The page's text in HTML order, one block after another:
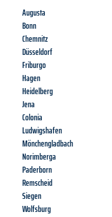
Augusta
Bonn
Chemnitz
Düsseldorf
Friburgo
Hagen
Heidelberg
Jena
Colonia
Ludwigshafen
Mönchengladbach
Norimberga
Paderborn
Remscheid
Siegen
Wolfsburg